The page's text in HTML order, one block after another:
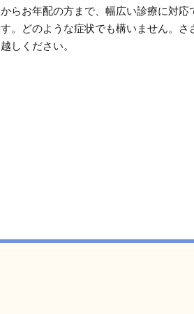
からお年配の方まで、幅広い診療に対応
す。どのような症状でも構いません。さ
越しください。